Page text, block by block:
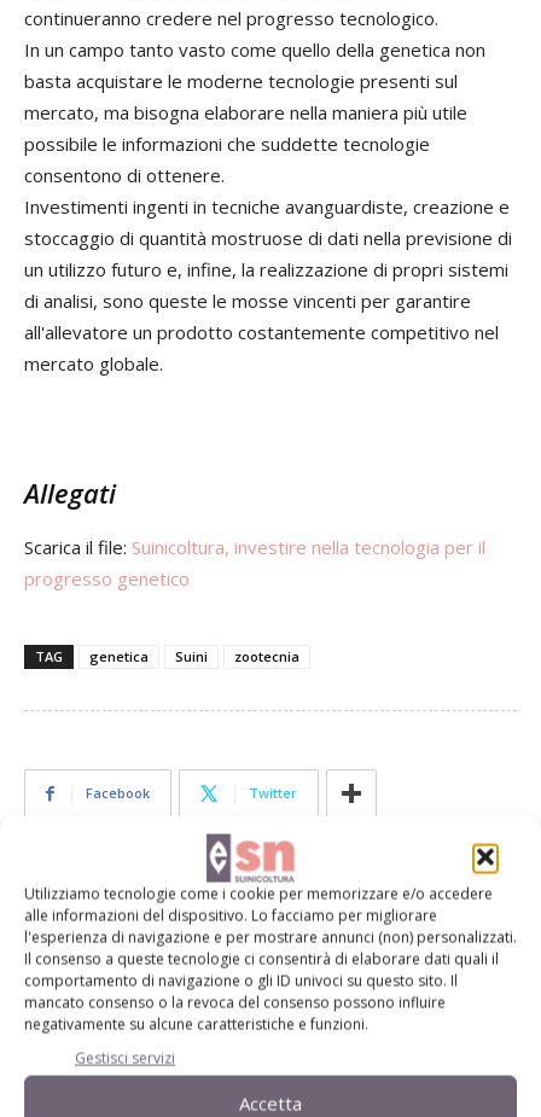
Utilizziamo tecnologie come i cookie per memorizzare e/o accedere
alle informazioni del dispositivo. Lo facciamo per migliorare
l'esperienza di navigazione e per mostrare annunci (non) personalizzati.
Il consenso a queste tecnologie ci consentirà di elaborare dati quali il
comportamento di navigazione o gli ID univoci su questo sito. Il
mancato consenso o la revoca del consenso possono influire
negativamente su alcune caratteristiche e funzioni.
Gestisci servizi
Accetta
continueranno credere nel progresso tecnologico.
In un campo tanto vasto come quello della genetica non
basta acquistare le moderne tecnologie presenti sul
mercato, ma bisogna elaborare nella maniera più utile
possibile le informazioni che suddette tecnologie
consentono di ottenere.
Investimenti ingenti in tecniche avanguardiste, creazione e
stoccaggio di quantità mostruose di dati nella previsione di
un utilizzo futuro e, infine, la realizzazione di propri sistemi
di analisi, sono queste le mosse vincenti per garantire
all'allevatore un prodotto costantemente competitivo nel
mercato globale.
Allegati
Scarica il file: Suinicoltura, investire nella tecnologia per il
progresso genetico
TAG genetica Suini zootecnia
Facebook Twitter
Articoli correlati
Duroc Italiana, evoluzione per le
produzioni tipiche
Filippini, Psa: «Vorremmo negoziare
con Bruxelles la riapertura di zone